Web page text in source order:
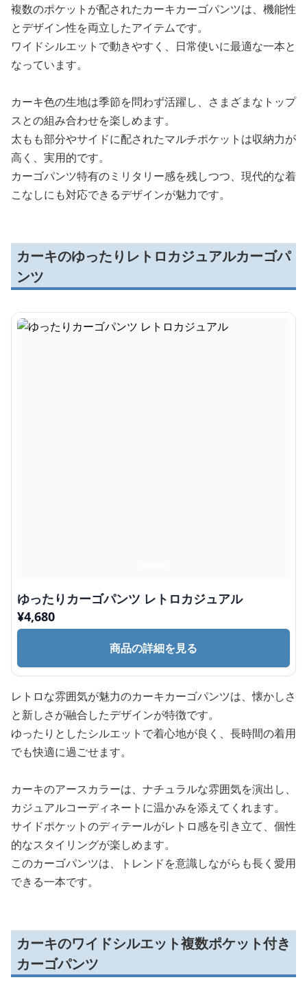
複数のポケットが配されたカーキカーゴパンツは、機能性
とデザイン性を両立したアイテムです。
ワイドシルエットで動きやすく、日常使いに最適な一本と
なっています。
カーキ色の生地は季節を問わず活躍し、さまざまなトップ
スとの組み合わせを楽しめます。
太もも部分やサイドに配されたマルチポケットは収納力が
高く、実用的です。
カーゴパンツ特有のミリタリー感を残しつつ、現代的な着
こなしにも対応できるデザインが魅力です。
カーキのゆったりレトロカジュアルカーゴパ
ンツ
ゆったりカーゴパンツ レトロカジュアル
¥4,680
商品の詳細を見る
レトロな雰囲気が魅力のカーキカーゴパンツは、懐かしさ
と新しさが融合したデザインが特徴です。
ゆったりとしたシルエットで着心地が良く、長時間の着用
でも快適に過ごせます。
カーキのアースカラーは、ナチュラルな雰囲気を演出し、
カジュアルコーディネートに温かみを添えてくれます。
サイドポケットのディテールがレトロ感を引き立て、個性
的なスタイリングが楽しめます。
このカーゴパンツは、トレンドを意識しながらも長く愛用
できる一本です。
カーキのワイドシルエット複数ポケット付き
カーゴパンツ